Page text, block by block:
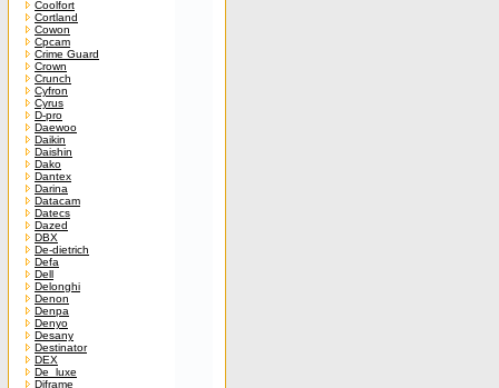
Coolfort
Cortland
Cowon
Cpcam
Crime Guard
Crown
Crunch
Cyfron
Cyrus
D-pro
Daewoo
Daikin
Daishin
Dako
Dantex
Darina
Datacam
Datecs
Dazed
DBX
De-dietrich
Defa
Dell
Delonghi
Denon
Denpa
Denyo
Desany
Destinator
DEX
De_luxe
Diframe